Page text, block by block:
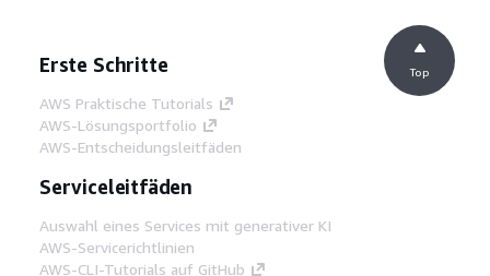
Erste Schritte
AWS Praktische Tutorials
AWS-Lösungsportfolio
AWS-Entscheidungsleitfäden
Serviceleitfäden
Auswahl eines Services mit generativer KI
AWS-Servicerichtlinien
AWS-CLI-Tutorials auf GitHub
Top